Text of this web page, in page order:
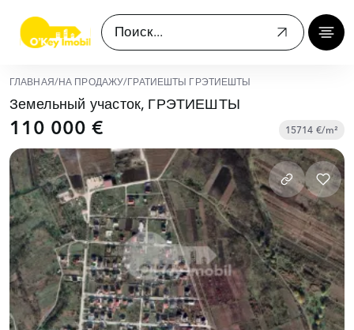
ГЛАВНАЯ/ НА ПРОДАЖУ/ ГРАТИЕШТЫ ГРЭТИЕШТЫ
Земельный участок, ГРЭТИЕШТЫ
110 000 € 15714 €/m²